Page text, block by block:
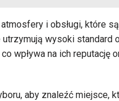
i obsługi, które
wysoki standard
wpływa na ich reputację
aby znaleźć miejsce,